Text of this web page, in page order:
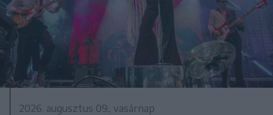
2026. augusztus 09., vasárnap